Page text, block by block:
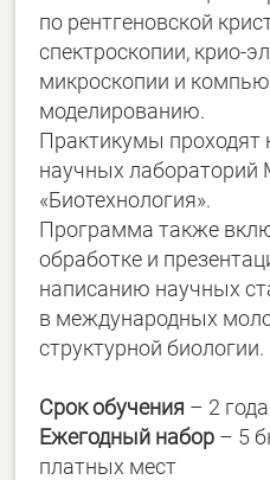
по рентгеновской
спектроскопии, крио-
микроскопии и
моделированию.
Практикумы проходят
научных
«Биотехнология».
Программа также
обработке и
написанию научных
в международных
структурной биологии.
Срок обучения – 2 года
Ежегодный набор – 5
платных мест